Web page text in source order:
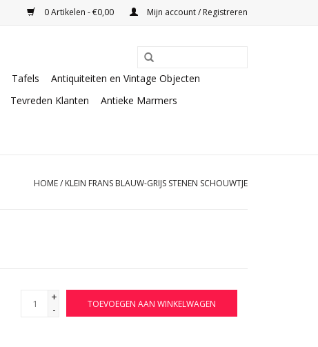
0 Artikelen - €0,00 Mijn account / Registreren
Tafels
Antiquiteiten en Vintage Objecten
Tevreden Klanten
Antieke Marmers
HOME/ KLEIN FRANS BLAUW-GRIJS STENEN SCHOUWTJE
+
-
TOEVOEGEN AAN WINKELWAGEN